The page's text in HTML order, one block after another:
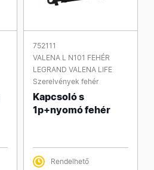
752111
VALENA L N101 FEHÉR
LEGRAND VALENA LIFE
Szerelvények fehér
Kapcsoló s
1p+nyomó fehér
Rendelhető